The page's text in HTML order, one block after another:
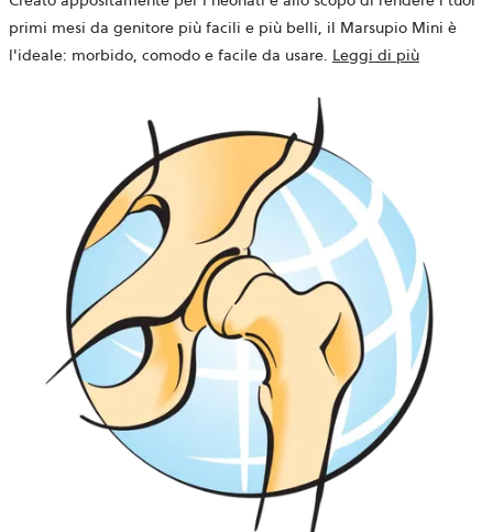
primi mesi da genitore più facili e più belli, il Marsupio Mini è
l'ideale: morbido, comodo e facile da usare. Leggi di più